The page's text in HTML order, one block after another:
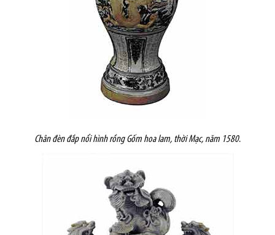
Chân đèn đắp nổi hình rồngGốm hoa lam, thời Mạc, năm 1580.